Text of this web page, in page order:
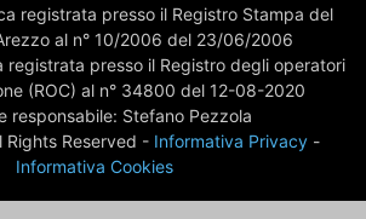
registrata presso il Registro Stampa del
al n° 10/2006 del 23/06/2006
registrata presso il Registro degli operatori
(ROC) al n° 34800 del 12-08-2020
responsabile: Stefano Pezzola
Reserved - Informativa Privacy-
Informativa Cookies